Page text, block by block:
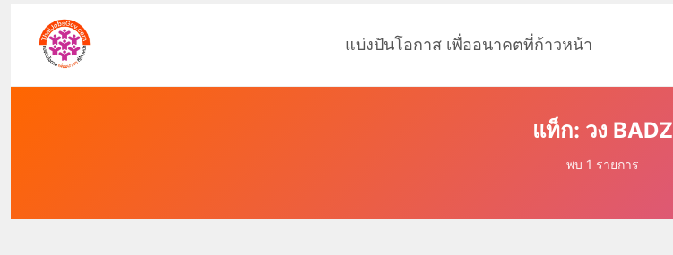
แบ่งปันโอกาส เพื่ออนาคตที่ก้าวหน้า
แท็ก: วง BADZ
พบ 1 รายการ